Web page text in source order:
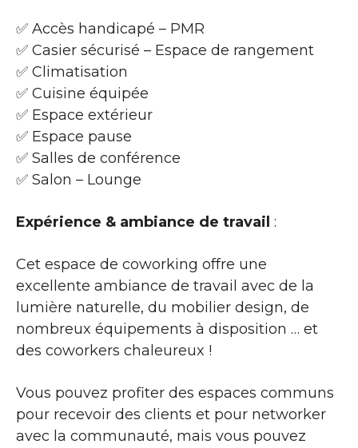
✅ Accès handicapé – PMR
✅ Casier sécurisé – Espace de rangement
✅ Climatisation
✅ Cuisine équipée
✅ Espace extérieur
✅ Espace pause
✅ Salles de conférence
✅ Salon – Lounge
Expérience & ambiance de travail :
Cet espace de coworking offre une
excellente ambiance de travail avec de la
lumière naturelle, du mobilier design, de
nombreux équipements à disposition … et
des coworkers chaleureux !
Vous pouvez profiter des espaces communs
pour recevoir des clients et pour networker
avec la communauté, mais vous pouvez